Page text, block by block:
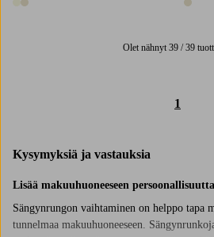
2 värejä 1 väri
Olet nähnyt 39 / 39
1
Kysymyksiä ja vastauksia
Lisää makuuhuoneeseen
Sängynrungon vaihtaminen on helppo tapa
tunnelmaa makuuhuoneeseen.